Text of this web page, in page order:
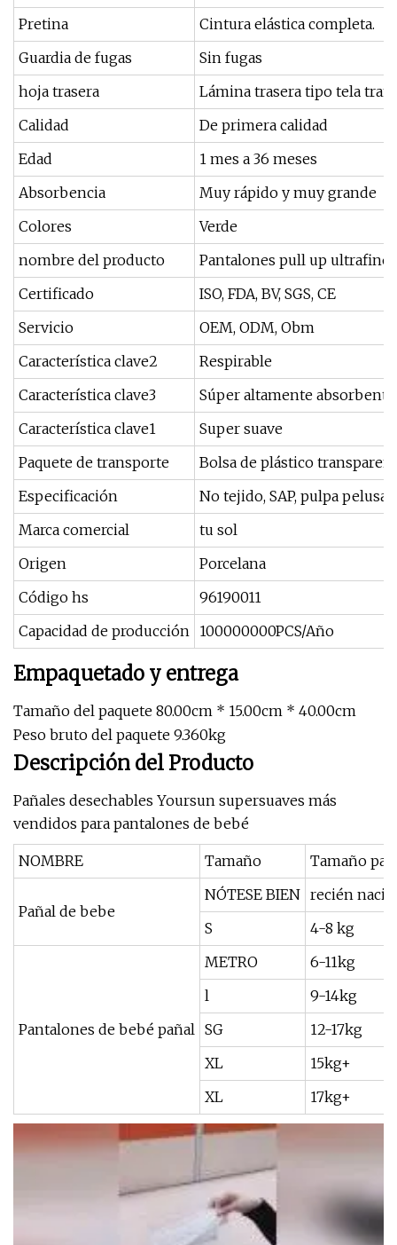
Pretina
Cintura elástica completa.
Guardia de fugas
Sin fugas
hoja trasera
Lámina trasera tipo tela
Calidad
De primera calidad
Edad
1 mes a 36 meses
Absorbencia
Muy rápido y muy grande
Colores
Verde
nombre del producto
Pantalones pull up
Certificado
ISO, FDA, BV, SGS, CE
Servicio
OEM, ODM, Obm
Característica clave2
Respirable
Característica clave3
Súper altamente absorbente
Característica clave1
Super suave
Paquete de transporte
Bolsa de plástico
Especificación
No tejido, SAP, pulpa pelusa,
Marca comercial
tu sol
Origen
Porcelana
Código hs
96190011
Capacidad de producción 100000000PCS/Año
Empaquetado y entrega
Tamaño del paquete 80.00cm * 15.00cm * 40.00cm
Peso bruto del paquete 9.360kg
Descripción del Producto
Pañales desechables Yoursun supersuaves más
vendidos para pantalones de bebé
NOMBRE Tamaño Tamaño
Pañal de bebe
NÓTESE BIEN recién
S
4-8 kg
Pantalones de bebé pañal
METRO
6-11kg
l
9-14kg
SG
12-17kg
XL
15kg+
XL
17kg+